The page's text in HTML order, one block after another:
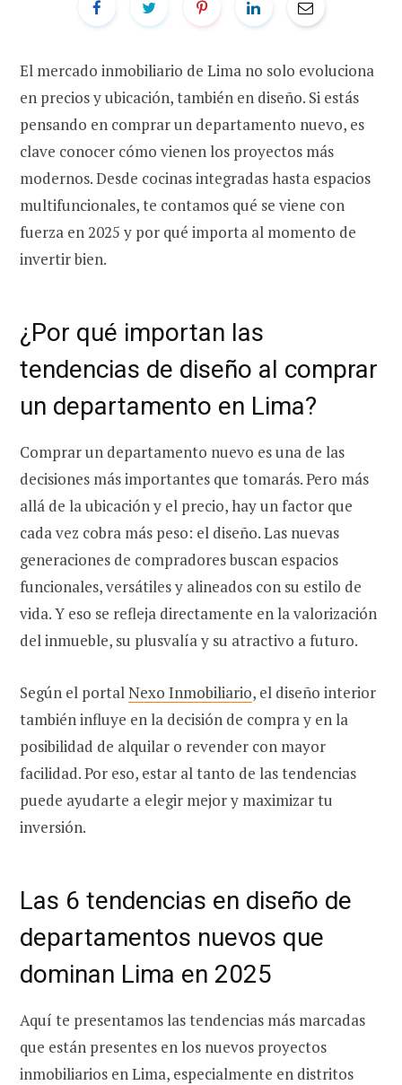
El mercado inmobiliario de Lima no solo evoluciona
en precios y ubicación, también en diseño. Si estás
pensando en comprar un departamento nuevo, es
clave conocer cómo vienen los proyectos más
modernos. Desde cocinas integradas hasta espacios
multifuncionales, te contamos qué se viene con
fuerza en 2025 y por qué importa al momento de
invertir bien.
¿Por qué importan las
tendencias de diseño al comprar
un departamento en Lima?
Comprar un departamento nuevo es una de las
decisiones más importantes que tomarás. Pero más
allá de la ubicación y el precio, hay un factor que
cada vez cobra más peso: el diseño. Las nuevas
generaciones de compradores buscan espacios
funcionales, versátiles y alineados con su estilo de
vida. Y eso se refleja directamente en la valorización
del inmueble, su plusvalía y su atractivo a futuro.
Según el portalNexo Inmobiliario, el diseño interior
también influye en la decisión de compra y en la
posibilidad de alquilar o revender con mayor
facilidad. Por eso, estar al tanto de las tendencias
puede ayudarte a elegir mejor y maximizar tu
inversión.
Las 6 tendencias en diseño de
departamentos nuevos que
dominan Lima en 2025
Aquí te presentamos las tendencias más marcadas
que están presentes en los nuevos proyectos
inmobiliarios en Lima, especialmente en distritos